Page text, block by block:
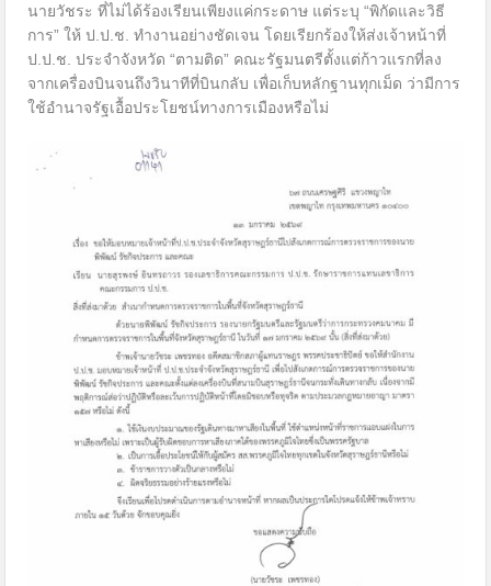
นายวัชระ ที่ไม่ได้ร้องเรียนเพียงแค่กระดาษ แต่ระบุ “พิกัดและวิธี
การ” ให้ ป.ป.ช. ทำงานอย่างชัดเจน โดยเรียกร้องให้ส่งเจ้าหน้าที่
ป.ป.ช. ประจำจังหวัด “ตามติด” คณะรัฐมนตรีตั้งแต่ก้าวแรกที่ลง
จากเครื่องบินจนถึงวินาทีที่บินกลับ เพื่อเก็บหลักฐานทุกเม็ด ว่ามีการ
ใช้อำนาจรัฐเอื้อประโยชน์ทางการเมืองหรือไม่